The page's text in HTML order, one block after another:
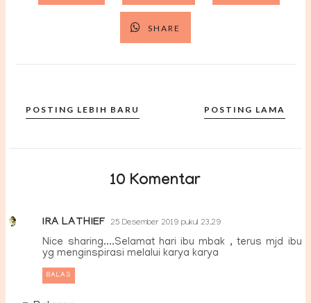
SHARE
POSTING LEBIH BARU POSTING LAMA
10 Komentar
IRA LATHIEF 25 Desember 2019 pukul 23.29
Nice sharing....Selamat hari ibu mbak , terus mjd ibu
yg menginspirasi melalui karya karya
BALAS